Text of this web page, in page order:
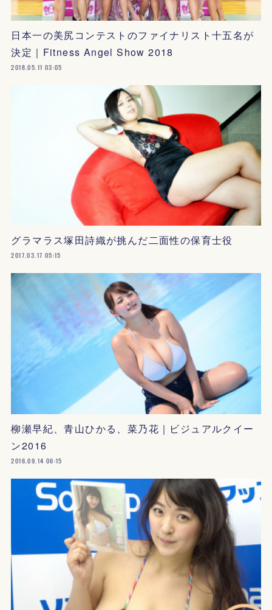
日本一の美尻コンテストのファイナリスト十五名が
決定｜Fitness Angel Show 2018
2018.05.11 03:05
グラマラス塚田詩織が挑んだ二面性の保育士役
2017.03.17 05:15
柳瀬早紀、青山ひかる、菜乃花｜ビジュアルクイー
ン2016
2016.09.14 06:15